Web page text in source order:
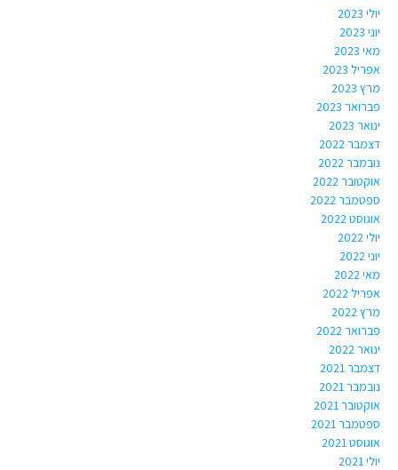
יולי 2023
יוני 2023
מאי 2023
אפריל 2023
מרץ 2023
פברואר 2023
ינואר 2023
דצמבר 2022
נובמבר 2022
אוקטובר 2022
ספטמבר 2022
אוגוסט 2022
יולי 2022
יוני 2022
מאי 2022
אפריל 2022
מרץ 2022
פברואר 2022
ינואר 2022
דצמבר 2021
נובמבר 2021
אוקטובר 2021
ספטמבר 2021
אוגוסט 2021
יולי 2021